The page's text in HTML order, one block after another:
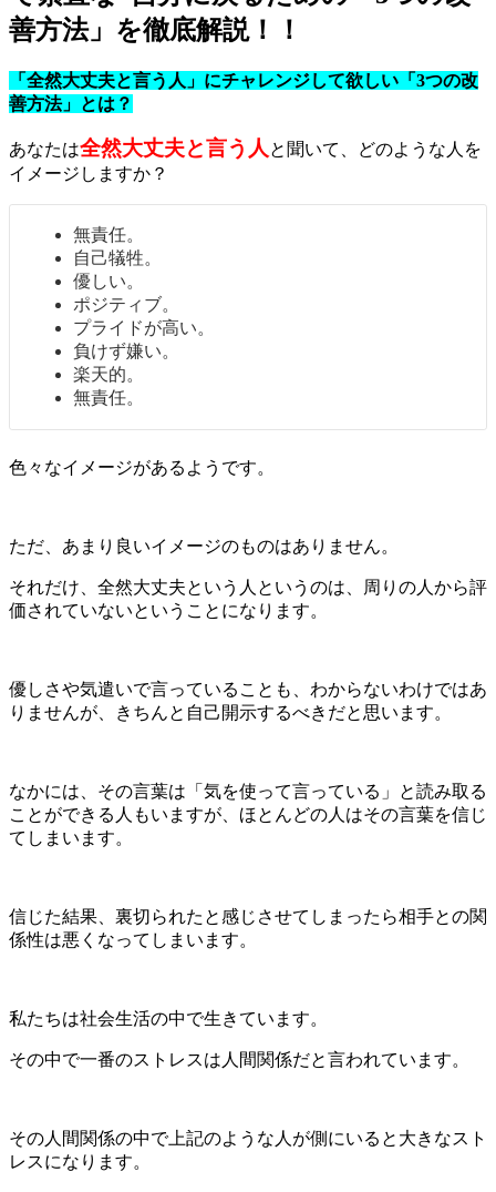
善方法」を徹底解説！！
「全然大丈夫と言う人」にチャレンジして欲しい「3つの改
善方法」とは？
あなたは全然大丈夫と言う人 と聞いて、どのような人を
イメージしますか？
無責任。
自己犠牲。
優しい。
ポジティブ。
プライドが高い。
負けず嫌い。
楽天的。
無責任。
色々なイメージがあるようです。
ただ、あまり良いイメージのものはありません。
それだけ、全然大丈夫という人というのは、周りの人から評
価されていないということになります。
優しさや気遣いで言っていることも、わからないわけではあ
りませんが、きちんと自己開示するべきだと思います。
なかには、その言葉は「気を使って言っている」と読み取る
ことができる人もいますが、ほとんどの人はその言葉を信じ
てしまいます。
信じた結果、裏切られたと感じさせてしまったら相手との関
係性は悪くなってしまいます。
私たちは社会生活の中で生きています。
その中で一番のストレスは人間関係だと言われています。
その人間関係の中で上記のような人が側にいると大きなスト
レスになります。